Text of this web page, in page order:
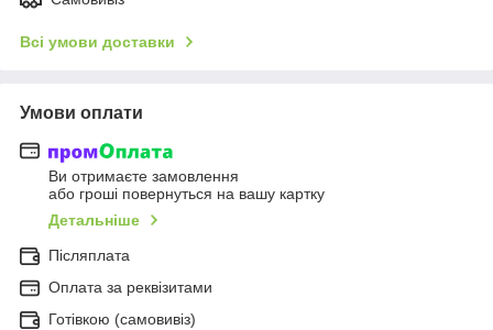
Всі умови доставки
Умови оплати
Ви отримаєте замовлення
або гроші повернуться на вашу картку
Детальніше
Післяплата
Оплата за реквізитами
Готівкою (самовивіз)